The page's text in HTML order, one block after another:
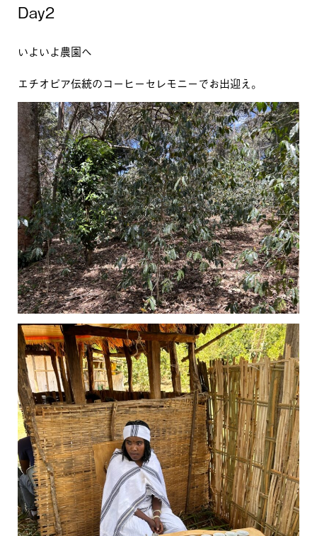
Day2
いよいよ農園へ
エチオピア伝統のコーヒーセレモニーでお出迎え。